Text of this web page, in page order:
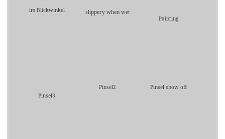
im Blickwinkel
slippery when wet
Painting
Pinsel3
Pinsel2 Pinsel show off